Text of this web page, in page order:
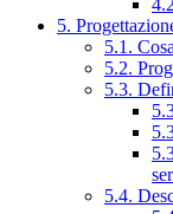
5.
5.1.
5.2.
5.3.
5.4.